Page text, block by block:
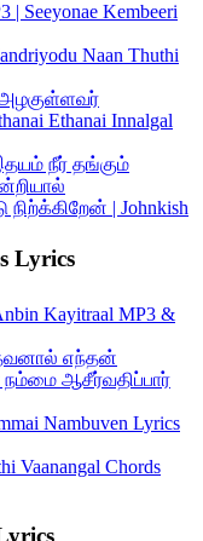
Seeyonae Kembeeri
Naan Thuthi
அழகுள்ளவர்
Ethanai Innalgal
நீர் தங்கும்
| Johnkish
Lyrics
Kayitraal MP3 &
எந்தன்
நம்மை ஆசீர்வதிப்பார்
Nambuven Lyrics
Chords